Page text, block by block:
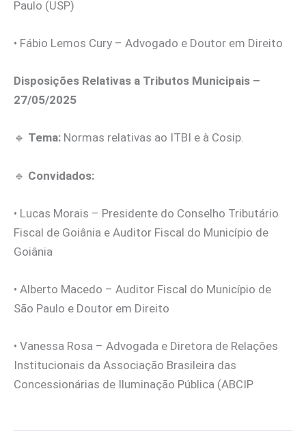
Paulo (USP)
• Fábio Lemos Cury – Advogado e Doutor em Direito
Disposições Relativas a Tributos Municipais –
27/05/2025
🔹 Tema: Normas relativas ao ITBI e à Cosip.
🔹 Convidados:
• Lucas Morais – Presidente do Conselho Tributário
Fiscal de Goiânia e Auditor Fiscal do Município de
Goiânia
• Alberto Macedo – Auditor Fiscal do Município de
São Paulo e Doutor em Direito
• Vanessa Rosa – Advogada e Diretora de Relações
Institucionais da Associação Brasileira das
Concessionárias de Iluminação Pública (ABCIP